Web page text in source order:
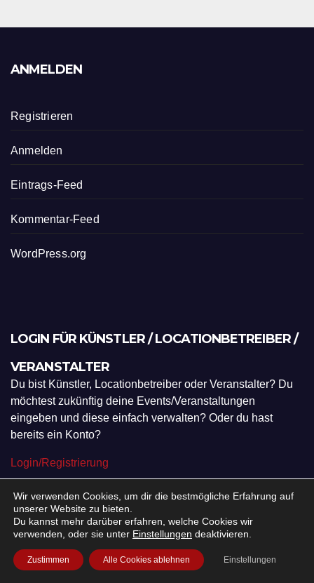
ANMELDEN
Registrieren
Anmelden
Eintrags-Feed
Kommentar-Feed
WordPress.org
LOGIN FÜR KÜNSTLER / LOCATIONBETREIBER /
VERANSTALTER
Du bist Künstler, Locationbetreiber oder Veranstalter? Du
möchtest zukünftig deine Events/Veranstaltungen
eingeben und diese einfach verwalten? Oder du hast
bereits ein Konto?
Login/Registrierung
WIE WERBE ICH HIER?
Sprechen Sie einfach direkt mit unserem Boss.
Wir verwenden Cookies, um dir die bestmögliche Erfahrung auf
unserer Website zu bieten.
Du kannst mehr darüber erfahren, welche Cookies wir
verwenden, oder sie unter Einstellungen deaktivieren.
Zustimmen Alle Cookies ablehnen Einstellungen